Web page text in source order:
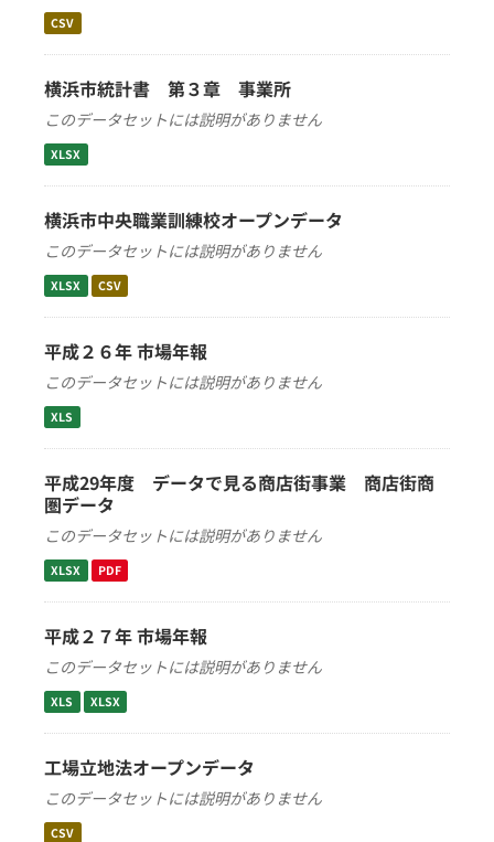
CSV
横浜市統計書 第３章 事業所
このデータセットには説明がありません
XLSX
横浜市中央職業訓練校オープンデータ
このデータセットには説明がありません
XLSX CSV
平成２６年 市場年報
このデータセットには説明がありません
XLS
平成29年度 データで見る商店街事業 商店街商
圏データ
このデータセットには説明がありません
XLSX PDF
平成２７年 市場年報
このデータセットには説明がありません
XLS XLSX
工場立地法オープンデータ
このデータセットには説明がありません
CSV